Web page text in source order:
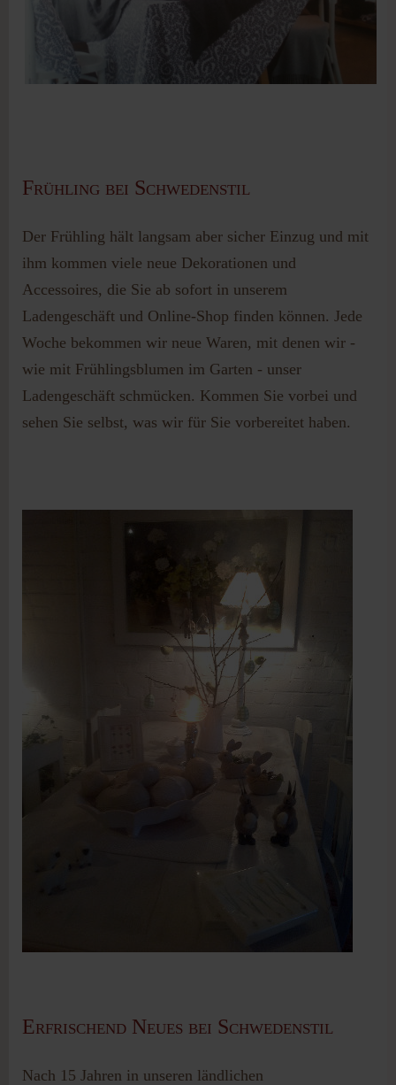
Frühling bei Schwedenstil
Der Frühling hält langsam aber sicher Einzug und mit
ihm kommen viele neue Dekorationen und
Accessoires, die Sie ab sofort in unserem
Ladengeschäft und Online-Shop finden können. Jede
Woche bekommen wir neue Waren, mit denen wir -
wie mit Frühlingsblumen im Garten - unser
Ladengeschäft schmücken. Kommen Sie vorbei und
sehen Sie selbst, was wir für Sie vorbereitet haben.
Erfrischend Neues bei Schwedenstil
Nach 15 Jahren in unseren ländlichen